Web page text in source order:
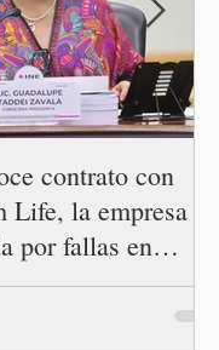
contrato con
Life, la empresa
por fallas en
la UNAM